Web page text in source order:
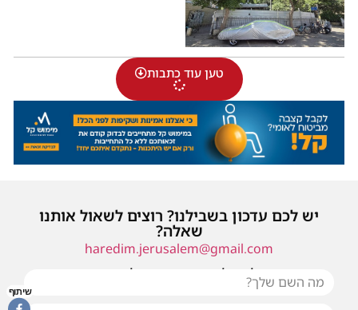
טען עוד כתבות
יש לכם עדכון בשבילנו? רוצים לשאול אותנו
שאלה?
haredim.jerusalem@gmail.com
או שילחו אלינו פנייה ונחזור אליכם בהקדם
שיתוף